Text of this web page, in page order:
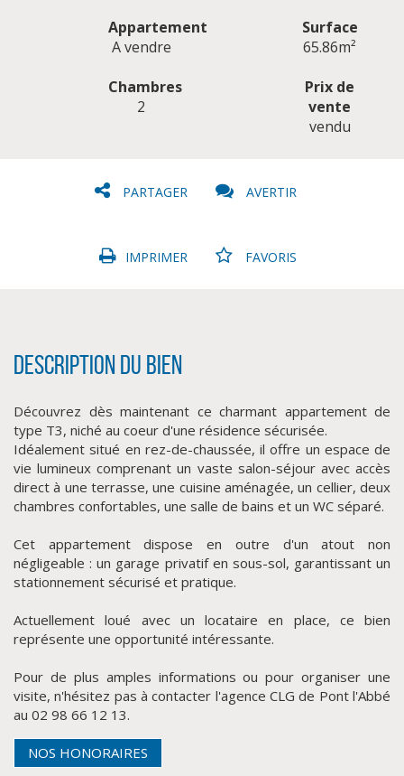
CLIQUER ICI POUR AGRANDIR
Appartement
A vendre
Surface
65.86m²
Chambres
2
Prix de
vente
vendu
PARTAGER AVERTIR
IMPRIMER FAVORIS
Description du bien
Découvrez dès maintenant ce charmant appartement de
type T3, niché au coeur d'une résidence sécurisée.
Idéalement situé en rez-de-chaussée, il offre un espace de
vie lumineux comprenant un vaste salon-séjour avec accès
direct à une terrasse, une cuisine aménagée, un cellier, deux
chambres confortables, une salle de bains et un WC séparé.
Cet appartement dispose en outre d'un atout non
négligeable : un garage privatif en sous-sol, garantissant un
stationnement sécurisé et pratique.
Actuellement loué avec un locataire en place, ce bien
représente une opportunité intéressante.
Pour de plus amples informations ou pour organiser une
visite, n'hésitez pas à contacter l'agence CLG de Pont l'Abbé
au 02 98 66 12 13.
NOS HONORAIRES